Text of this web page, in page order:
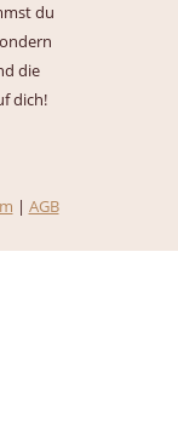
du
die
dich!
| AGB